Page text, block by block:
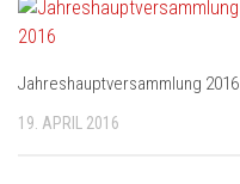
Jahreshauptversammlung 2016
19. APRIL 2016